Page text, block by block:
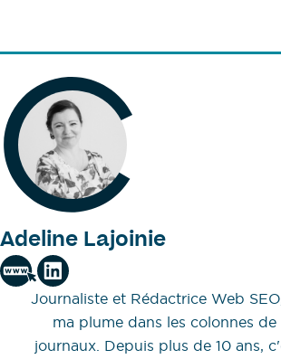
Adeline Lajoinie
Journaliste et Rédactrice Web
ma plume dans les colonnes
journaux. Depuis plus de 10 ans,